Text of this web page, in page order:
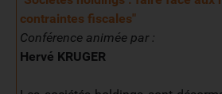
contraintes fiscales"
Conférence animée par :
Hervé KRUGER